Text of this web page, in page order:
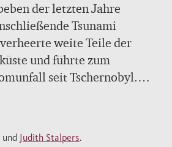
der letzten Jahre
Tsunami
weite Teile der
und führte zum
seit Tschernobyl.
seitdem als Chiffre für die
sichersten Technologie
und Judith Stalpers.